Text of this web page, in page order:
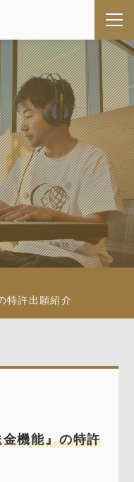
特許出願紹介
機能』の特許